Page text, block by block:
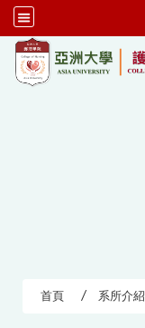
首頁 系所介紹